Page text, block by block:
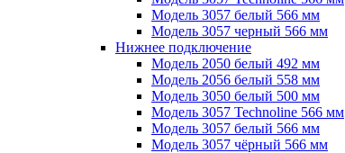
Модель 3057 белый 566 мм
Модель 3057 черный 566 мм
Нижнее подключение
Модель 2050 белый 492 мм
Модель 2056 белый 558 мм
Модель 3050 белый 500 мм
Модель 3057 Technoline 566 мм
Модель 3057 белый 566 мм
Модель 3057 чёрный 566 мм